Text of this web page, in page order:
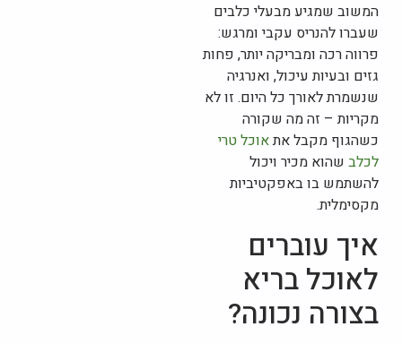
המשוב שמגיע מבעלי כלבים
שעברו להנריס עקבי ומרגש:
פרווה רכה ומבריקה יותר, פחות
גזים ובעיות עיכול, ואנרגיה
שנשמרת לאורך כל היום. זו לא
מקריות – זה מה שקורה
כשהגוף מקבל אתאוכל טרי
לכלב שהוא מכיר ויכול
להשתמש בו באפקטיביות
מקסימלית.
איך עוברים
לאוכל בריא
בצורה נכונה?